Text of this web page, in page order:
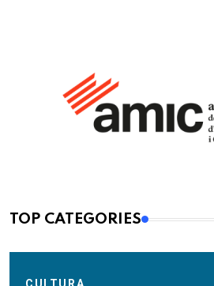
TOP CATEGORIES
CULTURA